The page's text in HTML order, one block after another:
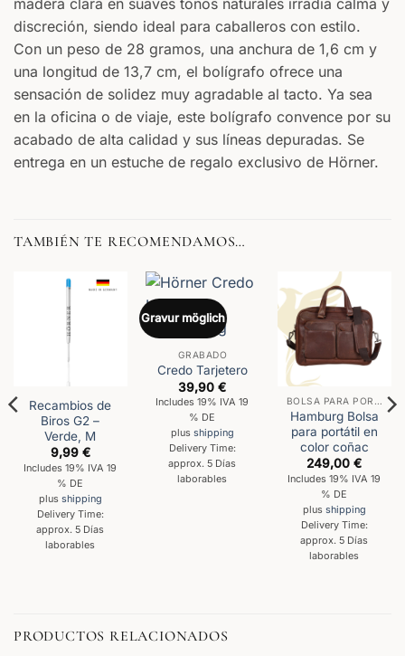
discreción, siendo ideal para caballeros con estilo.
Con un peso de 28 gramos, una anchura de 1,6 cm y
una longitud de 13,7 cm, el bolígrafo ofrece una
sensación de solidez muy agradable al tacto. Ya sea
en la oficina o de viaje, este bolígrafo convence por su
acabado de alta calidad y sus líneas depuradas. Se
entrega en un estuche de regalo exclusivo de Hörner.
TAMBIÉN TE RECOMENDAMOS…
Recambios de
Biros G2 –
Verde, M
9,99 €
Includes 19% IVA 19
% DE
plus shipping
Delivery Time:
approx. 5 Días
laborables
Gravur möglich
GRABADO
Credo Tarjetero
39,90€
Includes 19% IVA 19
% DE
plus shipping
Delivery Time:
approx. 5 Días
laborables
BOLSA PARA PORTÁTIL
Hamburg Bolsa
para portátil en
color coñac
249,00€
Includes 19% IVA 19
% DE
plus shipping
Delivery Time:
approx. 5 Días
laborables
PRODUCTOS RELACIONADOS